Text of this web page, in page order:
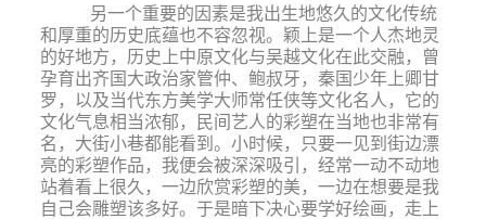
另一个重要的因素是我出生地悠久的文化传统
和厚重的历史底蕴也不容忽视。颖上是一个人杰地灵
的好地方，历史上中原文化与吴越文化在此交融，曾
孕育出齐国大政治家管仲、鲍叔牙，秦国少年上卿甘
罗，以及当代东方美学大师常任侠等文化名人，它的
文化气息相当浓郁，民间艺人的彩塑在当地也非常有
名，大街小巷都能看到。小时候，只要一见到街边漂
亮的彩塑作品，我便会被深深吸引，经常一动不动地
站着看上很久，一边欣赏彩塑的美，一边在想要是我
自己会雕塑该多好。于是暗下决心要学好绘画，走上